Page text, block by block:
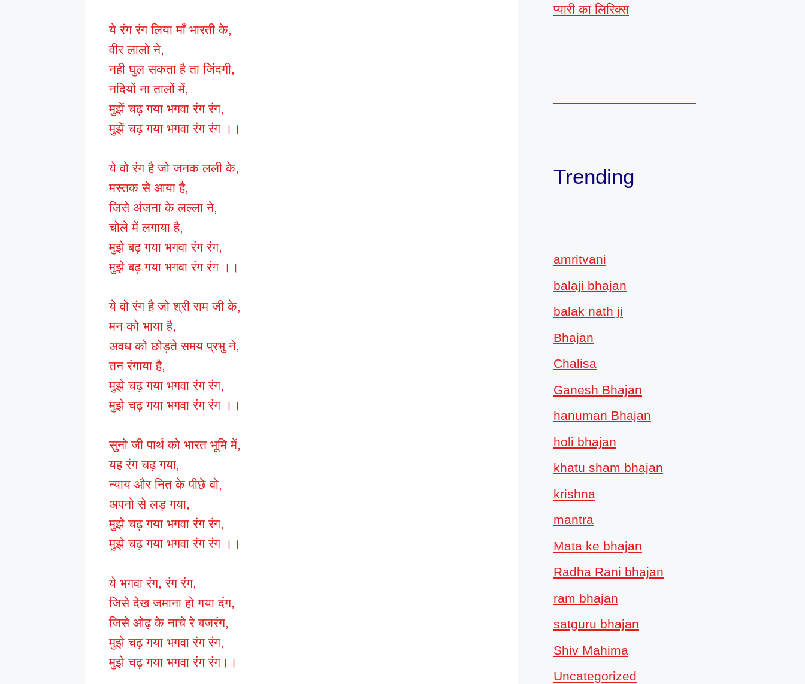
ये रंग रंग लिया माँ भारती के,
वीर लालो ने,
नही घुल सकता है ता जिंदगी,
नदियों ना तालों में,
मुझें चढ़ गया भगवा रंग रंग,
मुझें चढ़ गया भगवा रंग रंग ।।
ये वो रंग है जो जनक लली के,
मस्तक से आया है,
जिसे अंजना के लल्ला ने,
चोले में लगाया है,
मुझे बढ़ गया भगवा रंग रंग,
मुझे बढ़ गया भगवा रंग रंग ।।
ये वो रंग है जो श्री राम जी के,
मन को भाया है,
अवध को छोड़ते समय प्रभु ने,
तन रंगाया है,
मुझे चढ़ गया भगवा रंग रंग,
मुझे चढ़ गया भगवा रंग रंग ।।
सुनो जी पार्थ को भारत भूमि में,
यह रंग चढ़ गया,
न्याय और नित के पीछे वो,
अपनो से लड़ गया,
मुझे चढ़ गया भगवा रंग रंग,
मुझे चढ़ गया भगवा रंग रंग ।।
ये भगवा रंग, रंग रंग,
जिसे देख जमाना हो गया दंग,
जिसे ओढ़ के नाचे रे बजरंग,
मुझे चढ़ गया भगवा रंग रंग,
मुझे चढ़ गया भगवा रंग रंग।।
प्यारी का लिरिक्स
Trending
amritvani
balaji bhajan
balak nath ji
Bhajan
Chalisa
Ganesh Bhajan
hanuman Bhajan
holi bhajan
khatu sham bhajan
krishna
mantra
Mata ke bhajan
Radha Rani bhajan
ram bhajan
satguru bhajan
Shiv Mahima
Uncategorized